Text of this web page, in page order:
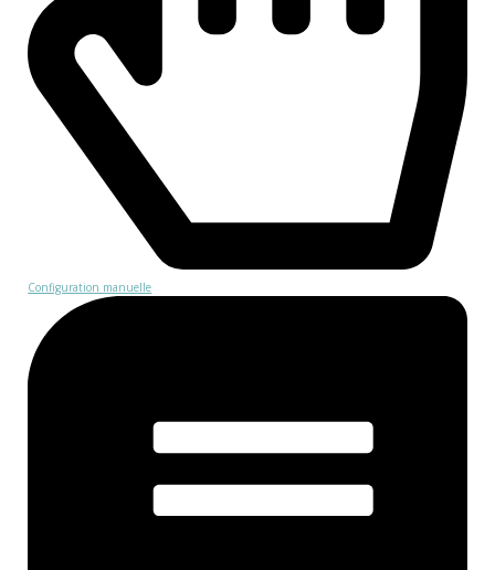
Configuration manuelle